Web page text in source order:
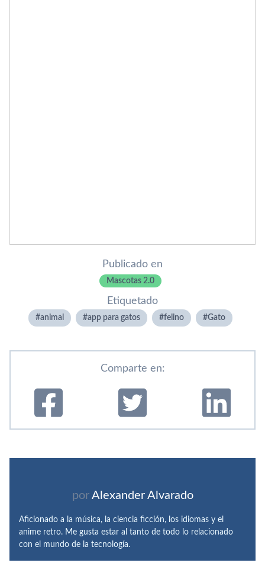
Publicado en
Mascotas 2.0
Etiquetado
animal app para gatos felino Gato
Comparte en:
por Alexander Alvarado
Aficionado a la música, la ciencia ficción, los idiomas y el
anime retro. Me gusta estar al tanto de todo lo relacionado
con el mundo de la tecnología.